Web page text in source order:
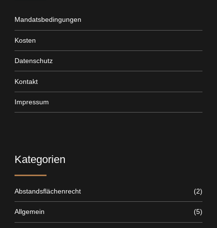
Mandatsbedingungen
Kosten
Datenschutz
Kontakt
Impressum
Kategorien
Abstandsflächenrecht (2)
Allgemein (5)